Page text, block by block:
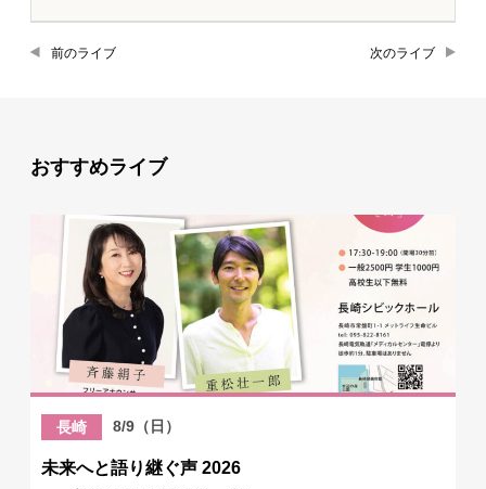
前のライブ 次のライブ
おすすめライブ
長崎 8/9（日）
未来へと語り継ぐ声 2026